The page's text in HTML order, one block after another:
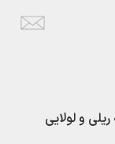
و لولایی